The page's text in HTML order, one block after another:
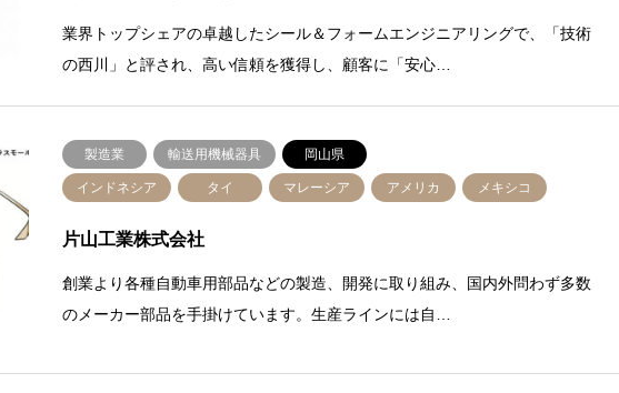
業界トップシェアの卓越したシール＆フォームエンジニアリングで、「技術
の西川」と評され、高い信頼を獲得し、顧客に「安心…
製造業 輸送用機械器具 岡山県
インドネシア タイ マレーシア アメリカ メキシコ
片山工業株式会社
創業より各種自動車用部品などの製造、開発に取り組み、国内外問わず多数
のメーカー部品を手掛けています。生産ラインには自…